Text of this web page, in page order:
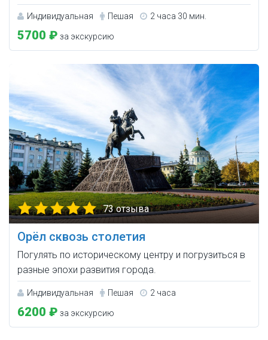
Индивидуальная Пешая 2 часа 30 мин.
5700 ₽ за экскурсию
73 отзыва
Орёл сквозь столетия
Погулять по историческому центру и погрузиться в
разные эпохи развития города.
Индивидуальная Пешая 2 часа
6200 ₽ за экскурсию